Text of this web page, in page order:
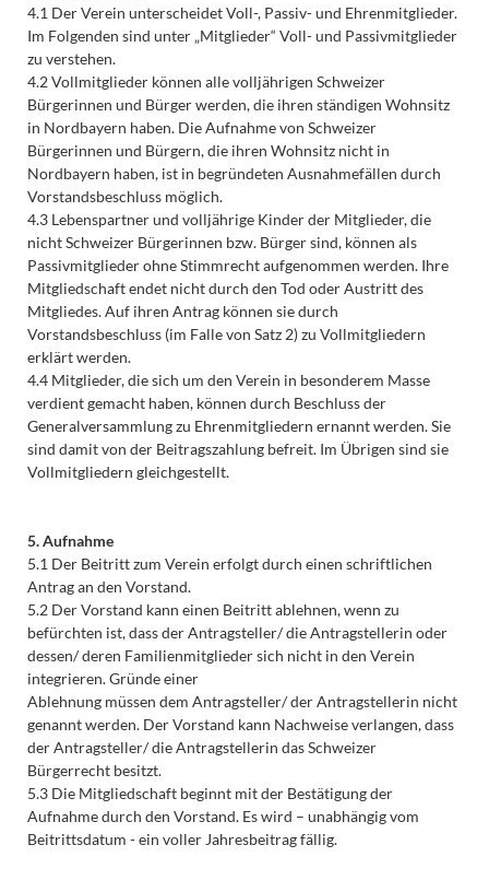
4.1 Der Verein unterscheidet Voll-, Passiv- und Ehrenmitglieder.
Im Folgenden sind unter „Mitglieder“ Voll- und Passivmitglieder
zu verstehen.
4.2 Vollmitglieder können alle volljährigen Schweizer
Bürgerinnen und Bürger werden, die ihren ständigen Wohnsitz
in Nordbayern haben. Die Aufnahme von Schweizer
Bürgerinnen und Bürgern, die ihren Wohnsitz nicht in
Nordbayern haben, ist in begründeten Ausnahmefällen durch
Vorstandsbeschluss möglich.
4.3 Lebenspartner und volljährige Kinder der Mitglieder, die
nicht Schweizer Bürgerinnen bzw. Bürger sind, können als
Passivmitglieder ohne Stimmrecht aufgenommen werden. Ihre
Mitgliedschaft endet nicht durch den Tod oder Austritt des
Mitgliedes. Auf ihren Antrag können sie durch
Vorstandsbeschluss (im Falle von Satz 2) zu Vollmitgliedern
erklärt werden.
4.4 Mitglieder, die sich um den Verein in besonderem Masse
verdient gemacht haben, können durch Beschluss der
Generalversammlung zu Ehrenmitgliedern ernannt werden. Sie
sind damit von der Beitragszahlung befreit. Im Übrigen sind sie
Vollmitgliedern gleichgestellt.
5. Aufnahme
5.1 Der Beitritt zum Verein erfolgt durch einen schriftlichen
Antrag an den Vorstand.
5.2 Der Vorstand kann einen Beitritt ablehnen, wenn zu
befürchten ist, dass der Antragsteller/ die Antragstellerin oder
dessen/ deren Familienmitglieder sich nicht in den Verein
integrieren. Gründe einer
Ablehnung müssen dem Antragsteller/ der Antragstellerin nicht
genannt werden. Der Vorstand kann Nachweise verlangen, dass
der Antragsteller/ die Antragstellerin das Schweizer
Bürgerrecht besitzt.
5.3 Die Mitgliedschaft beginnt mit der Bestätigung der
Aufnahme durch den Vorstand. Es wird – unabhängig vom
Beitrittsdatum - ein voller Jahresbeitrag fällig.